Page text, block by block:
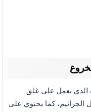
الذي يعمل على غلق
الجراثيم، كما يحتوي على